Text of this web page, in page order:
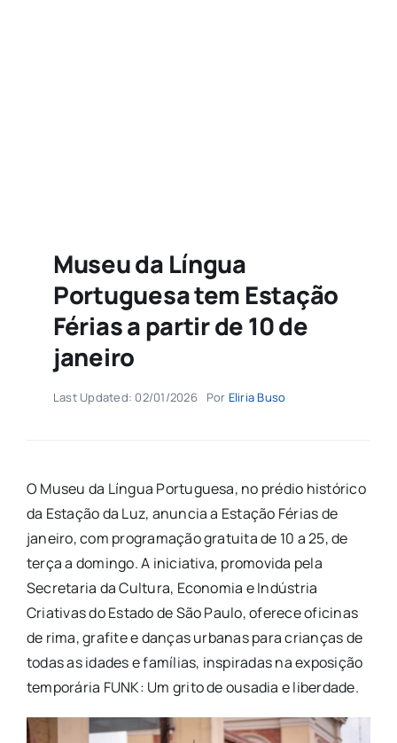
Museu da Língua
Portuguesa tem Estação
Férias a partir de 10 de
janeiro
Last Updated: 02/01/2026 Por Eliria Buso
O Museu da Língua Portuguesa, no prédio histórico
da Estação da Luz, anuncia a Estação Férias de
janeiro, com programação gratuita de 10 a 25, de
terça a domingo. A iniciativa, promovida pela
Secretaria da Cultura, Economia e Indústria
Criativas do Estado de São Paulo, oferece oficinas
de rima, grafite e danças urbanas para crianças de
todas as idades e famílias, inspiradas na exposição
temporária FUNK: Um grito de ousadia e liberdade.